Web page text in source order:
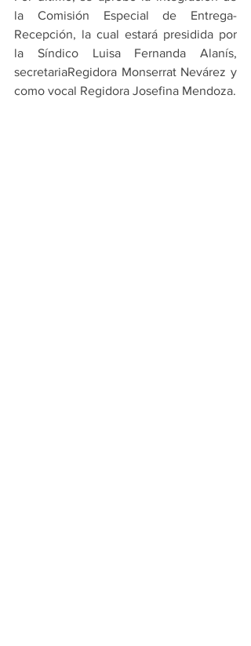
la Comisión Especial de Entrega-
Recepción, la cual estará presidida por
la Síndico Luisa Fernanda Alanís,
secretariaRegidora Monserrat Nevárez y
como vocal Regidora Josefina Mendoza.